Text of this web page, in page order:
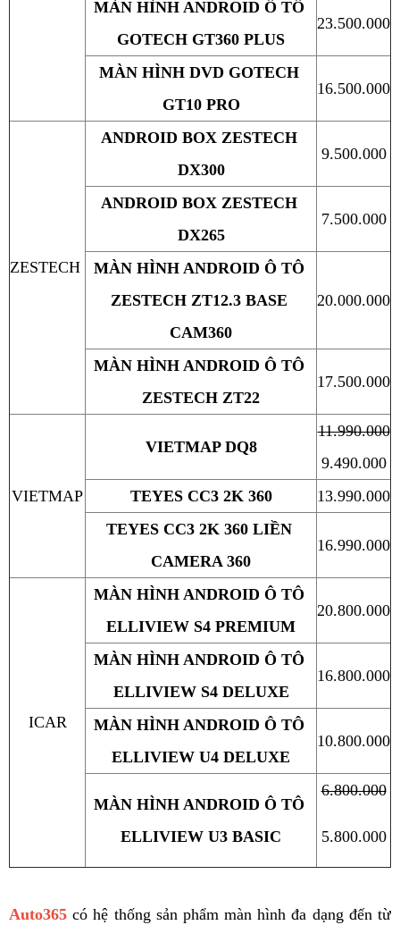
MÀN HÌNH ANDROID Ô TÔ
GOTECH GT360 PLUS
23.500.000
MÀN HÌNH DVD GOTECH
GT10 PRO
16.500.000
ZESTECH
ANDROID BOX ZESTECH
DX300
9.500.000
ANDROID BOX ZESTECH
DX265
7.500.000
MÀN HÌNH ANDROID Ô TÔ
ZESTECH ZT12.3 BASE
CAM360
20.000.000
MÀN HÌNH ANDROID Ô TÔ
ZESTECH ZT22
17.500.000
VIETMAP
VIETMAP DQ8
11.990.000
9.490.000
TEYES CC3 2K 360
13.990.000
TEYES CC3 2K 360 LIỀN
CAMERA 360
16.990.000
ICAR
MÀN HÌNH ANDROID Ô TÔ
ELLIVIEW S4 PREMIUM
20.800.000
MÀN HÌNH ANDROID Ô TÔ
ELLIVIEW S4 DELUXE
16.800.000
MÀN HÌNH ANDROID Ô TÔ
ELLIVIEW U4 DELUXE
10.800.000
MÀN HÌNH ANDROID Ô TÔ
ELLIVIEW U3 BASIC
6.800.000
5.800.000
Auto365 có hệ thống sản phẩm màn hình đa dạng đến từ